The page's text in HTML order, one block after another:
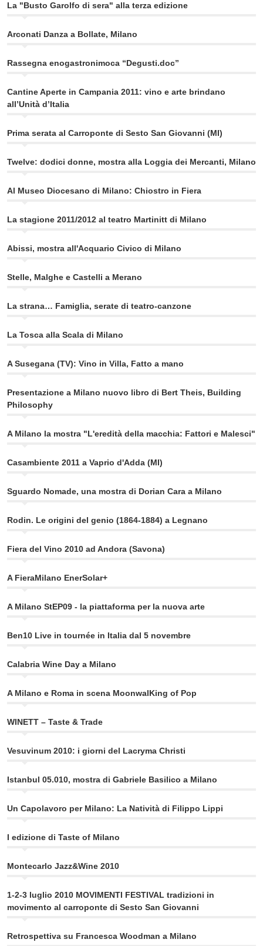
La "Busto Garolfo di sera" alla terza edizione
Arconati Danza a Bollate, Milano
Rassegna enogastronimoca “Degusti.doc”
Cantine Aperte in Campania 2011: vino e arte brindano
all’Unità d’Italia
Prima serata al Carroponte di Sesto San Giovanni (MI)
Twelve: dodici donne, mostra alla Loggia dei Mercanti, Milano
Al Museo Diocesano di Milano: Chiostro in Fiera
La stagione 2011/2012 al teatro Martinitt di Milano
Abissi, mostra all'Acquario Civico di Milano
Stelle, Malghe e Castelli a Merano
La strana… Famiglia, serate di teatro-canzone
La Tosca alla Scala di Milano
A Susegana (TV): Vino in Villa, Fatto a mano
Presentazione a Milano nuovo libro di Bert Theis, Building
Philosophy
A Milano la mostra "L'eredità della macchia: Fattori e Malesci"
Casambiente 2011 a Vaprio d'Adda (MI)
Sguardo Nomade, una mostra di Dorian Cara a Milano
Rodin. Le origini del genio (1864-1884) a Legnano
Fiera del Vino 2010 ad Andora (Savona)
A FieraMilano EnerSolar+
A Milano StEP09 - la piattaforma per la nuova arte
Ben10 Live in tournée in Italia dal 5 novembre
Calabria Wine Day a Milano
A Milano e Roma in scena MoonwalKing of Pop
WINETT – Taste & Trade
Vesuvinum 2010: i giorni del Lacryma Christi
Istanbul 05.010, mostra di Gabriele Basilico a Milano
Un Capolavoro per Milano: La Natività di Filippo Lippi
I edizione di Taste of Milano
Montecarlo Jazz&Wine 2010
1-2-3 luglio 2010 MOVIMENTI FESTIVAL tradizioni in
movimento al carroponte di Sesto San Giovanni
Retrospettiva su Francesca Woodman a Milano